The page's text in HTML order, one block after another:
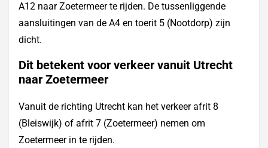
A12 naar Zoetermeer te rijden. De tussenliggende
aansluitingen van de A4 en toerit 5 (Nootdorp) zijn
dicht.
Dit betekent voor verkeer vanuit Utrecht
naar Zoetermeer
Vanuit de richting Utrecht kan het verkeer afrit 8
(Bleiswijk) of afrit 7 (Zoetermeer) nemen om
Zoetermeer in te rijden.